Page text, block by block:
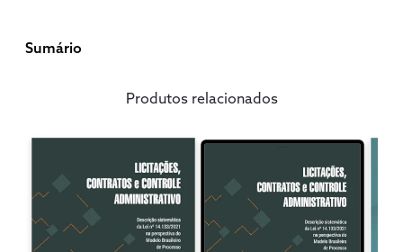
Sumário
Produtos relacionados